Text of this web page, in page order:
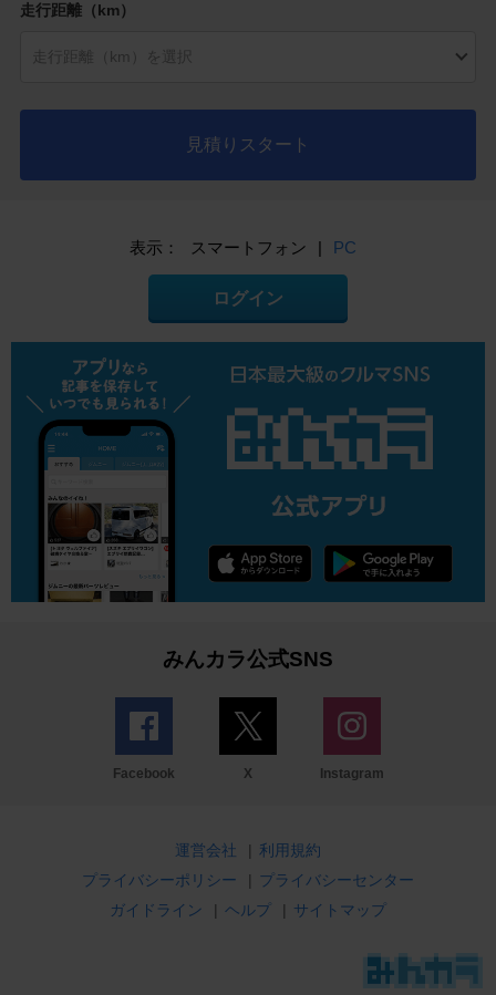
走行距離（km）
見積りスタート
表示： スマートフォン PC
ログイン
みんカラ公式SNS
Facebook X Instagram
運営会社 | 利用規約
プライバシーポリシー
| プライバシーセンター
ガイドライン
| ヘルプ | サイトマップ